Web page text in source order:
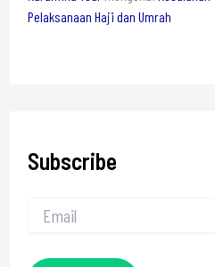
Pelaksanaan Haji dan Umrah
Subscribe